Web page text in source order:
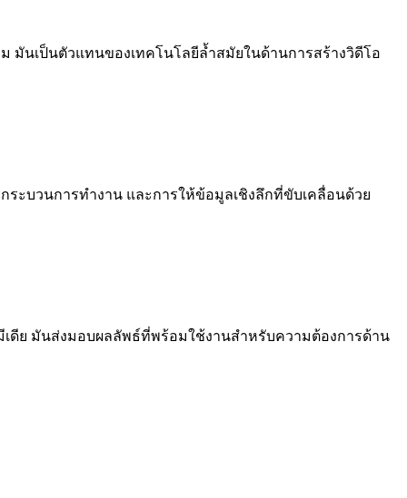
มันเป็นตัวแทนของเทคโนโลยีล้ำสมัยในด้านการสร้างวิดีโอ
ระบวนการทำงาน และการให้ข้อมูลเชิงลึกที่ขับเคลื่อนด้วย
ดีย มันส่งมอบผลลัพธ์ที่พร้อมใช้งานสำหรับความต้องการด้าน